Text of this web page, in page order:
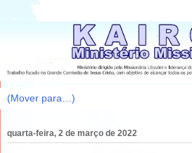
quarta-feira, 2 de março de 2022